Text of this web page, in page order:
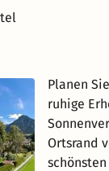
Planen
ruhige
Ortsrand